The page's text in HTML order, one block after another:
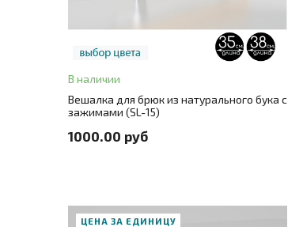
В наличии
Вешалка для брюк из натурального бука с
зажимами (SL-15)
1000.00 руб
ЗАКАЗ В ОДИН КЛИК
Длина 35 + 1
Цвет натуральный бук (без покрытия)
ЦЕНА ЗА ЕДИНИЦУ